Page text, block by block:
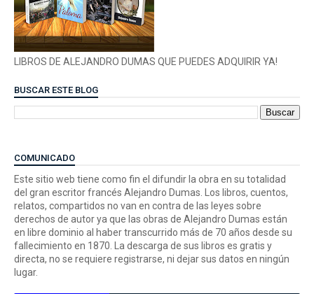
LIBROS DE ALEJANDRO DUMAS QUE PUEDES ADQUIRIR YA!
BUSCAR ESTE BLOG
COMUNICADO
Este sitio web tiene como fin el difundir la obra en su totalidad
del gran escritor francés Alejandro Dumas. Los libros, cuentos,
relatos, compartidos no van en contra de las leyes sobre
derechos de autor ya que las obras de Alejandro Dumas están
en libre dominio al haber transcurrido más de 70 años desde su
fallecimiento en 1870. La descarga de sus libros es gratis y
directa, no se requiere registrarse, ni dejar sus datos en ningún
lugar.